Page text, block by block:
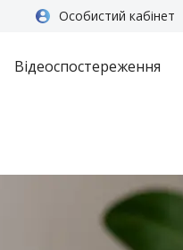
Особистий кабінет
Відеоспостереження